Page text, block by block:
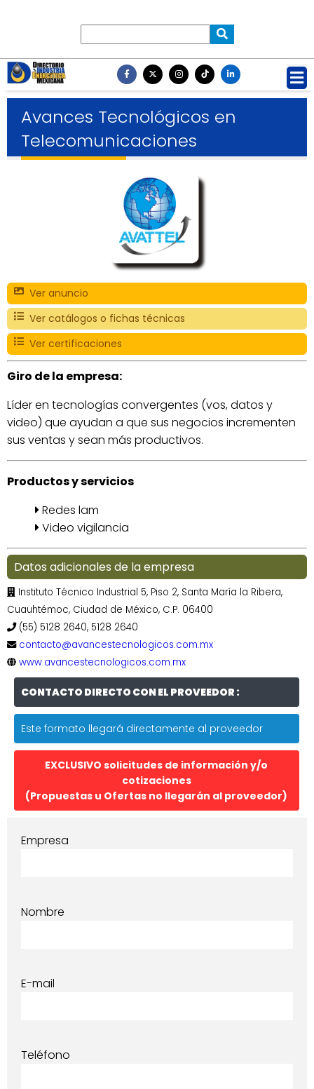
Avances Tecnológicos en
Telecomunicaciones
Ver anuncio
Ver catálogos o fichas técnicas
Ver certificaciones
Giro de la empresa:
Líder en tecnologías convergentes (vos, datos y
video) que ayudan a que sus negocios incrementen
sus ventas y sean más productivos.
Productos y servicios
Redes lam
Video vigilancia
Datos adicionales de la empresa
Instituto Técnico Industrial 5, Piso 2, Santa María la Ribera,
Cuauhtémoc, Ciudad de México, C.P. 06400
(55) 5128 2640, 5128 2640
contacto@avancestecnologicos.com.mx
www.avancestecnologicos.com.mx
CONTACTO DIRECTO CON EL PROVEEDOR :
Este formato llegará directamente al proveedor
EXCLUSIVO solicitudes de información y/o
cotizaciones
(Propuestas u Ofertas no llegarán al proveedor)
Empresa
Nombre
E-mail
Teléfono